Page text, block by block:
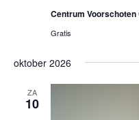
Centrum Voorschoten
Gratis
oktober 2026
ZA
10